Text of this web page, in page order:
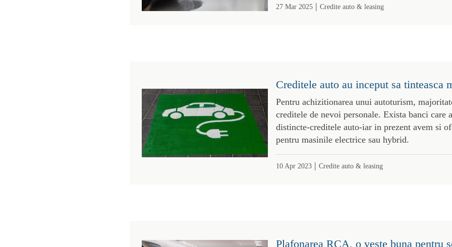
27 Mar 2025| Credite auto & leasing
Creditele auto au inceput sa tinteasca
Pentru achizitionarea unui autoturism,
creditele de nevoi personale. Exista banci care
distincte-creditele auto-iar in prezent avem si
pentru masinile electrice sau hybrid.
10 Apr 2023| Credite auto & leasing
Plafonarea RCA, o veste buna pentru